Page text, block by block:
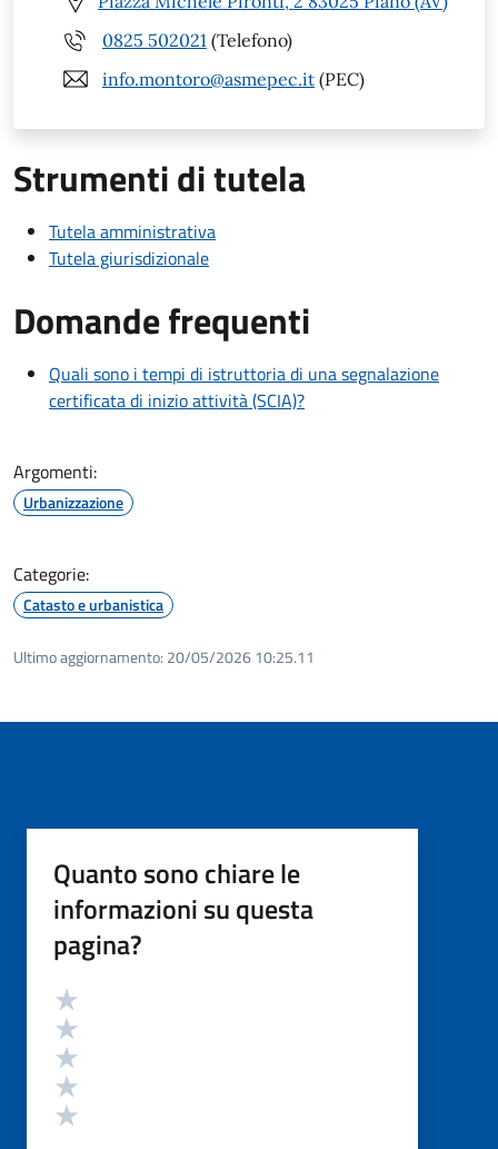
0825 502021 (Telefono)
info.montoro@asmepec.it (PEC)
Strumenti di tutela
Tutela amministrativa
Tutela giurisdizionale
Domande frequenti
Quali sono i tempi di istruttoria di una segnalazione
certificata di inizio attività (SCIA)?
Argomenti:
Urbanizzazione
Categorie:
Catasto e urbanistica
Ultimo aggiornamento: 20/05/2026 10:25.11
Quanto sono chiare le
informazioni su questa
pagina?
Valutazione